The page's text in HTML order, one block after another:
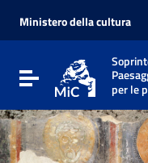
Vai al menu di
Vai al footer
Ministero della cultura
Attiva / disattiva la
per le